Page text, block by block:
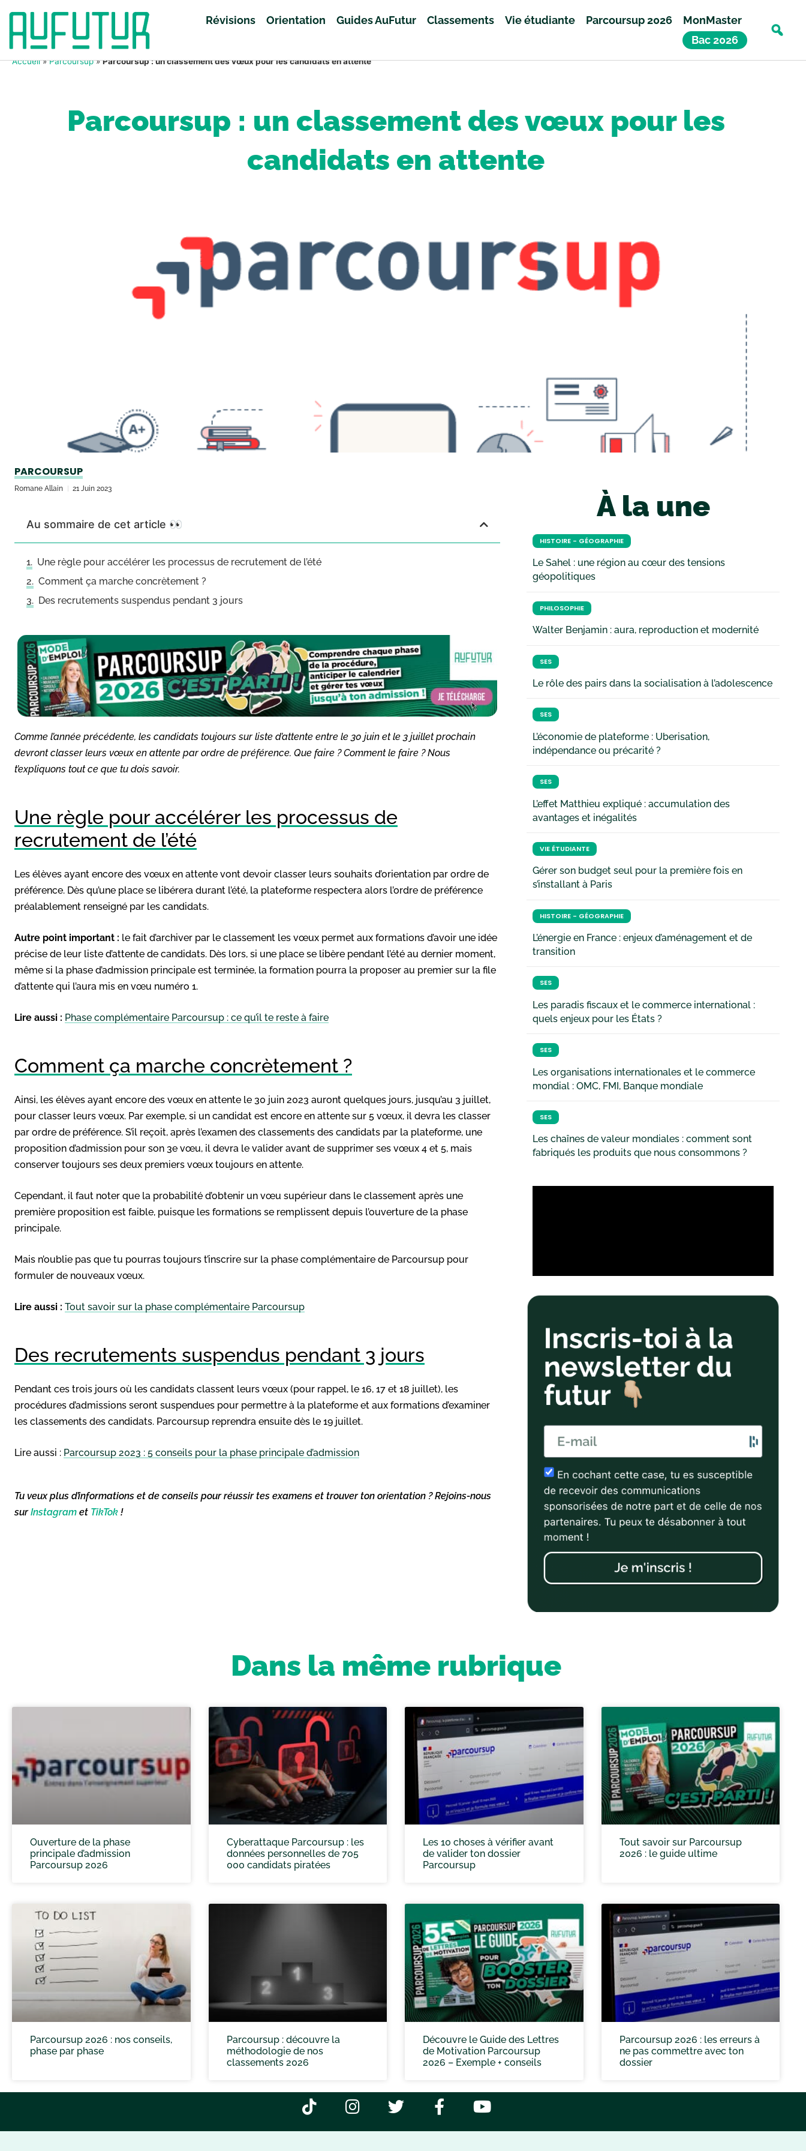
Révisions Orientation Guides AuFutur Classements Vie étudiante Parcoursup 2026
MonMaster
Bac 2026
Accueil»Parcoursup»Parcoursup : un classement des vœux pour les candidats en attente
Parcoursup : un classement des vœux pour les
candidats en attente
PARCOURSUP
Romane Allain 21 Juin 2023
Au sommaire de cet article 👀
Une règle pour accélérer les processus de recrutement de l’été
Comment ça marche concrètement ?
Des recrutements suspendus pendant 3 jours
Comme l’année précédente, les candidats toujours sur liste d’attente entre le 30 juin et le 3 juillet prochain
devront classer leurs vœux en attente par ordre de préférence. Que faire ? Comment le faire ? Nous
t’expliquons tout ce que tu dois savoir.
Une règle pour accélérer les processus de
recrutement de l’été
Les élèves ayant encore des vœux en attente vont devoir classer leurs souhaits d’orientation par ordre de
préférence. Dès qu’une place se libérera durant l’été, la plateforme respectera alors l’ordre de préférence
préalablement renseigné par les candidats.
Autre point important : le fait d’archiver par le classement les vœux permet aux formations d’avoir une idée
précise de leur liste d’attente de candidats. Dès lors, si une place se libère pendant l’été au dernier moment,
même si la phase d’admission principale est terminée, la formation pourra la proposer au premier sur la file
d’attente qui l’aura mis en vœu numéro 1.
Lire aussi : Phase complémentaire Parcoursup : ce qu’il te reste à faire
Comment ça marche concrètement ?
Ainsi, les élèves ayant encore des vœux en attente le 30 juin 2023 auront quelques jours, jusqu’au 3 juillet,
pour classer leurs vœux. Par exemple, si un candidat est encore en attente sur 5 vœux, il devra les classer
par ordre de préférence. S’il reçoit, après l’examen des classements des candidats par la plateforme, une
proposition d’admission pour son 3e vœu, il devra le valider avant de supprimer ses vœux 4 et 5, mais
conserver toujours ses deux premiers vœux toujours en attente.
Cependant, il faut noter que la probabilité d’obtenir un vœu supérieur dans le classement après une
première proposition est faible, puisque les formations se remplissent depuis l’ouverture de la phase
principale.
Mais n’oublie pas que tu pourras toujours t’inscrire sur la phase complémentaire de Parcoursup pour
formuler de nouveaux vœux.
Lire aussi : Tout savoir sur la phase complémentaire Parcoursup
Des recrutements suspendus pendant 3 jours
Pendant ces trois jours où les candidats classent leurs vœux (pour rappel, le 16, 17 et 18 juillet), les
procédures d’admissions seront suspendues pour permettre à la plateforme et aux formations d’examiner
les classements des candidats. Parcoursup reprendra ensuite dès le 19 juillet.
Lire aussi : Parcoursup 2023 : 5 conseils pour la phase principale d’admission
Tu veux plus d’informations et de conseils pour réussir tes examens et trouver ton orientation ? Rejoins-nous
surInstagram et TikTok !
À la une
HISTOIRE - GÉOGRAPHIE
Le Sahel : une région au cœur des tensions
géopolitiques
PHILOSOPHIE
Walter Benjamin : aura, reproduction et modernité
SES
Le rôle des pairs dans la socialisation à l’adolescence
SES
L’économie de plateforme : Uberisation,
indépendance ou précarité ?
SES
L’effet Matthieu expliqué : accumulation des
avantages et inégalités
VIE ÉTUDIANTE
Gérer son budget seul pour la première fois en
s’installant à Paris
HISTOIRE - GÉOGRAPHIE
L’énergie en France : enjeux d’aménagement et de
transition
SES
Les paradis fiscaux et le commerce international :
quels enjeux pour les États ?
SES
Les organisations internationales et le commerce
mondial : OMC, FMI, Banque mondiale
SES
Les chaînes de valeur mondiales : comment sont
fabriqués les produits que nous consommons ?
Dans la même rubrique
Ouverture de la phase
principale d’admission
Parcoursup 2026
Cyberattaque Parcoursup : les
données personnelles de 705
000 candidats piratées
Les 10 choses à vérifier avant
de valider ton dossier
Parcoursup
Tout savoir sur Parcoursup
2026 : le guide ultime
Parcoursup 2026 : nos conseils,
phase par phase
Parcoursup : découvre la
méthodologie de nos
classements 2026
Découvre le Guide des Lettres
de Motivation Parcoursup
2026 – Exemple + conseils
Parcoursup 2026 : les erreurs à
ne pas commettre avec ton
dossier